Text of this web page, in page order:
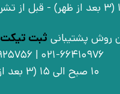
روش پشتیبانی ثبت تیکت
10 صبح الی 15 (3 بعد از ظهر)